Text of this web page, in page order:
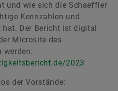
und wie sich die Schaeffler
Kennzahlen und
Der Bericht ist digital
Microsite des
werden:
2023
der Vorstände: